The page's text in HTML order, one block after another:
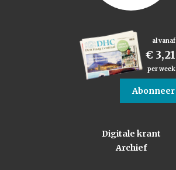
al vanaf
€ 3,21
per week
Abonneer
Digitale krant
Archief